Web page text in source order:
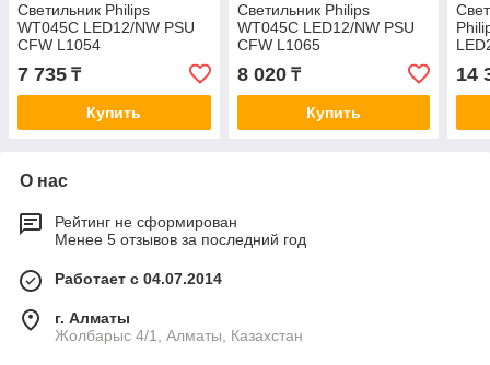
Cветильник Philips
WT045C LED12/NW PSU
CFW L1054
7 735 ₸
Купить
Cветильник Philips
WT045C LED12/NW PSU
CFW L1065
8 020₸
Купить
14
О нас
Рейтинг не сформирован
Менее 5 отзывов за последний год
Работает с 04.07.2014
г. Алматы
Жолбарыс 4/1, Алматы, Казахстан